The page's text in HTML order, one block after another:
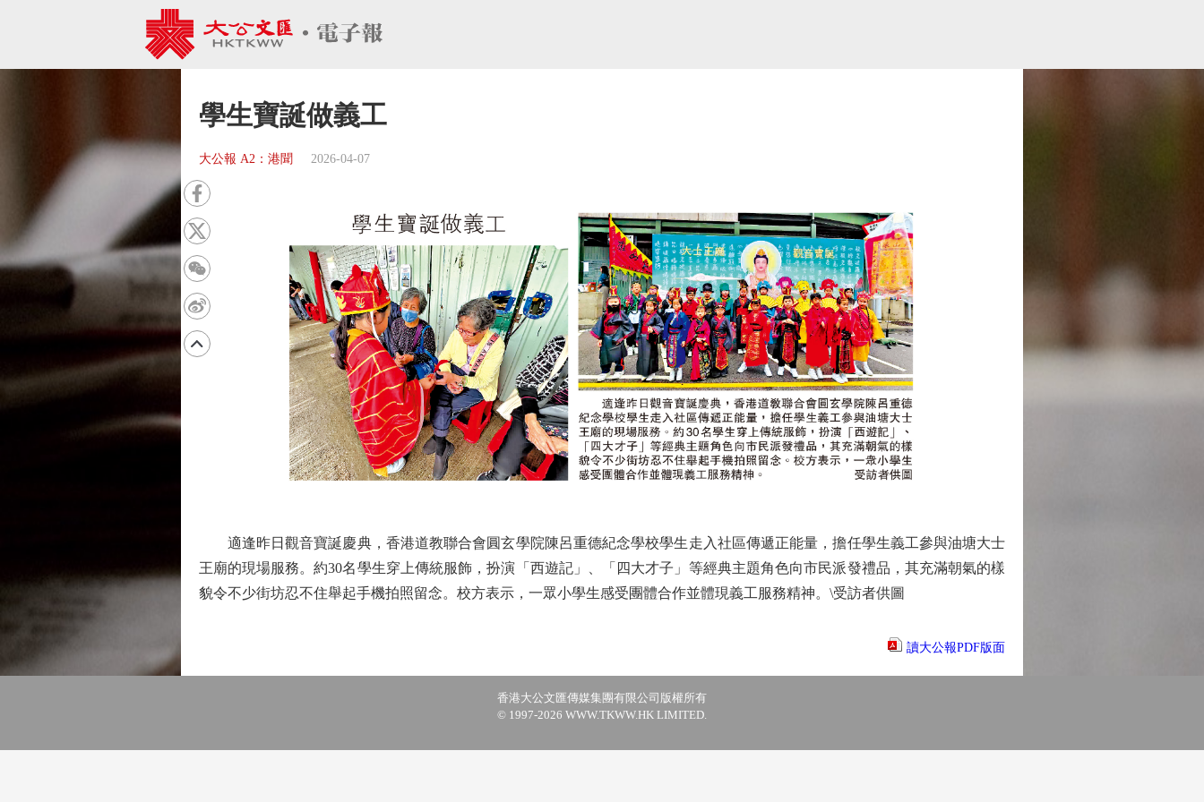
學生寶誕做義工
大公報 A2：港聞 2026-04-07
適逢昨日觀音寶誕慶典，香港道教聯合會圓玄學院陳呂重德紀念學校學生走入社區傳遞正能量，擔任學生義工參與油塘大士
王廟的現場服務。約30名學生穿上傳統服飾，扮演「西遊記」、「四大才子」等經典主題角色向市民派發禮品，其充滿朝氣的樣
貌令不少街坊忍不住舉起手機拍照留念。校方表示，一眾小學生感受團體合作並體現義工服務精神。\受訪者供圖
讀大公報PDF版面
香港大公文匯傳媒集團有限公司版權所有
© 1997-2026 WWW.TKWW.HK LIMITED.